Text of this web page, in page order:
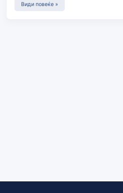
Види повеќе »